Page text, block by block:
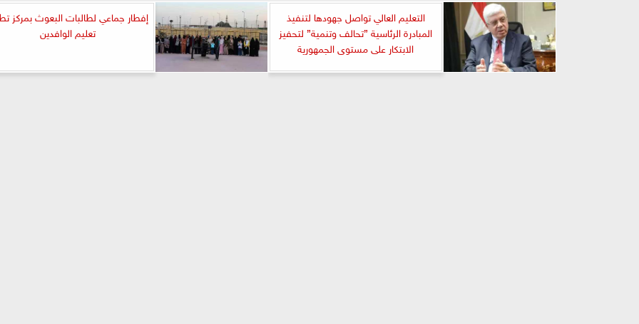
التعليم العالي تواصل جهودها لتنفيذ
المبادرة الرئاسية ”تحالف وتنمية” لتحفيز
الابتكار على مستوى الجمهورية
إفطار جماعي لطالبات البعوث بمركز
تعليم الوافدين